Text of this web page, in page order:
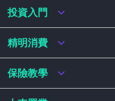
虛擬銀行銀扣賬卡 / 信用卡
虛擬銀行貸款
私人貸款年利率比較
網上即批貸款
結餘轉戶
稅務貸款
財務公司貸款
投資入門
港股戶口收費及迎新優惠
基金平台比較
買加密貨幣教學
精明消費
網購信用卡
飛行里數信用卡
保險教學
買保險基本概念